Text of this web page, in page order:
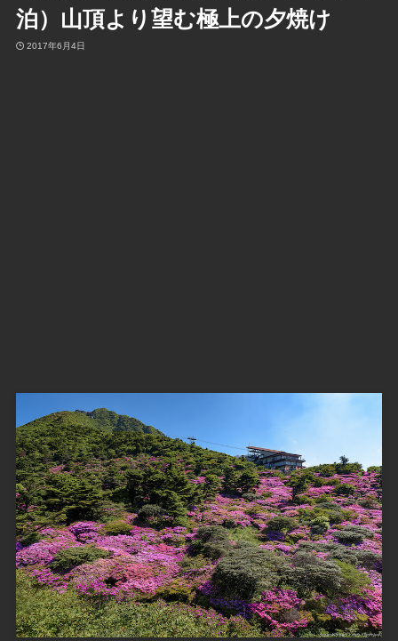
泊）山頂より望む極上の夕焼け
2017年6月4日